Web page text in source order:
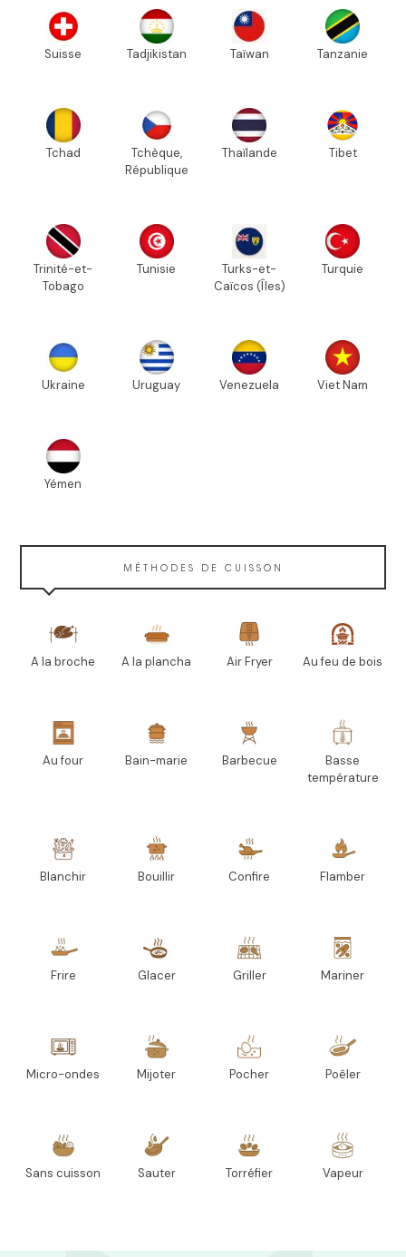
Suisse Tadjikistan Taïwan Tanzanie
Tchad
Tchèque,
République
Thaïlande Tibet
Trinité-et-
Tobago
Tunisie
Turks-et-
Caïcos (Îles)
Turquie
Ukraine Uruguay Venezuela Viet Nam
Yémen
MÉTHODES DE CUISSON
A la broche A la plancha Air Fryer Au feu de bois
Au four Bain-marie Barbecue
Basse
température
Blanchir Bouillir Confire Flamber
Frire Glacer Griller Mariner
Micro-ondes Mijoter Pocher Poêler
Sans cuisson Sauter Torréfier Vapeur